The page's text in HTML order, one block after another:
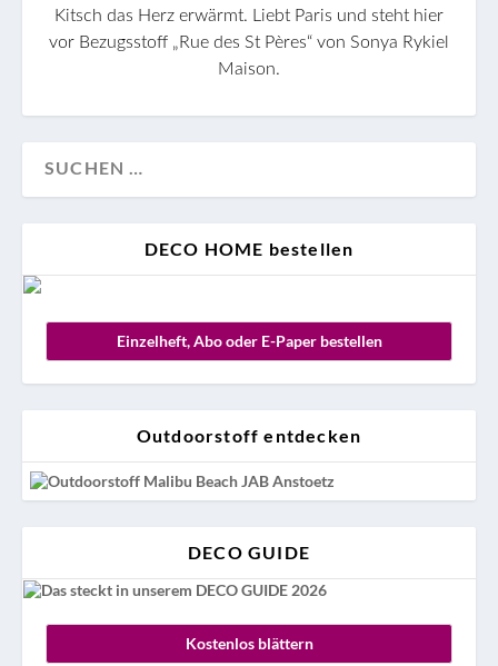
Kitsch das Herz erwärmt. Liebt Paris und steht hier
vor Bezugsstoff „Rue des St Pères“ von Sonya Rykiel
Maison.
DECO HOME bestellen
Einzelheft, Abo oder E-Paper bestellen
Outdoorstoff entdecken
DECO GUIDE
Kostenlos blättern